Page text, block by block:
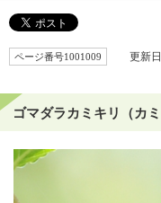
ページ番号1001009 更新日
ゴマダラカミキリ（カミ